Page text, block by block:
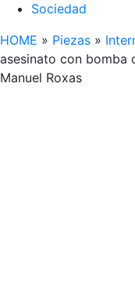
Sociedad
HOME » Piezas »
asesinato con bomba
Manuel Roxas